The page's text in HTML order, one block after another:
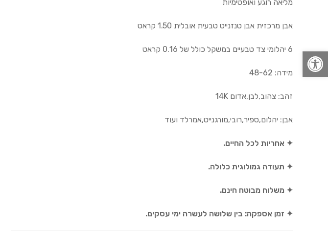
מליאה רוגע ואופטימיות
אבן מרכזית אבן טנזנייט טבעית אובלית 1.50 קראט
6 יהלומי צד טבעיים במשקל כולל של 0.16 קראט
מידה: 48-62
זהב: צהוב,לבן,אדום 14K
אבן: יהלום,ספיר,רובי,מורגנייט,אמרלד ועוד
✦ אחריות לכל החיים.
✦ תעודה גמולוגית כלולה.
✦ משלוח מבוטח חינם.
✦ זמן אספקה: בין שלושה לעשרה ימי עסקים.
פתח סרגל נגישות